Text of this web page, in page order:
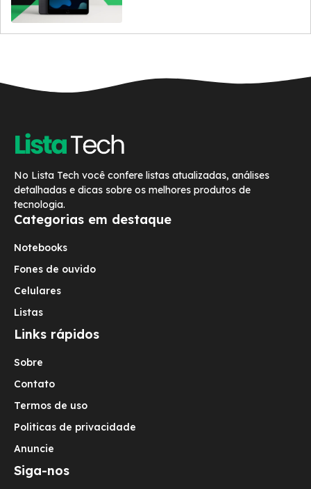
No Lista Tech você confere listas atualizadas, análises
detalhadas e dicas sobre os melhores produtos de
tecnologia.
Categorias em destaque
Notebooks
Fones de ouvido
Celulares
Listas
Links rápidos
Sobre
Contato
Termos de uso
Politicas de privacidade
Anuncie
Siga-nos